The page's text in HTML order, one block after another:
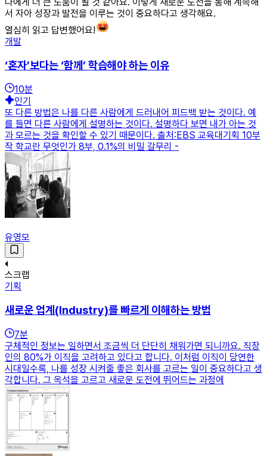
서 자아 성장과 발전을 이루는 것이 중요하다고 생각해요.
열심히 읽고 답변했어요!
개발
‘혼자’보다는 ‘함께’ 학습해야 하는 이유
10분
인기
또 다른 방법은 나를 다른 사람에게 드러내어 피드백 받는 것이다. 예
를 들면 다른 사람에게 설명하는 것이다. 설명하다 보면 내가 아는 것
과 모르는 것을 확인할 수 있기 때문이다. 출처:EBS 교육대기획 10부
작 학교란 무엇인가 8부, 0.1%의 비밀 갈무리 -
유영모
스크랩
기획
새로운 업계(Industry)를 빠르게 이해하는 방법
7분
구체적인 정보는 일하면서 조금씩 더 단단히 채워가면 되니까요. 직장
인의 80%가 이직을 고려하고 있다고 합니다. 이처럼 이직이 당연한
시대일수록, 나를 성장 시켜줄 좋은 회사를 고르는 일이 중요하다고 생
각합니다. 그 옥석을 고르고 새로운 도전에 뛰어드는 과정에